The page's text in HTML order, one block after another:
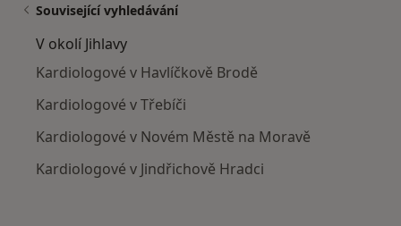
Související vyhledávání
V okolí Jihlavy
Kardiologové v Havlíčkově Brodě
Kardiologové v Třebíči
Kardiologové v Novém Městě na Moravě
Kardiologové v Jindřichově Hradci